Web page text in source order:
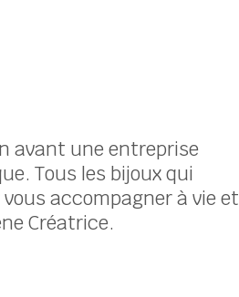
avant une entreprise
Tous les bijoux qui
accompagner à vie et
Créatrice.